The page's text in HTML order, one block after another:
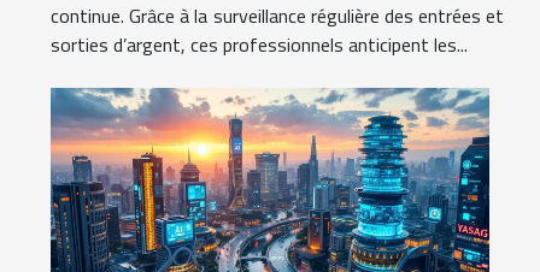
continue. Grâce à la surveillance régulière des entrées et
sorties d’argent, ces professionnels anticipent les...